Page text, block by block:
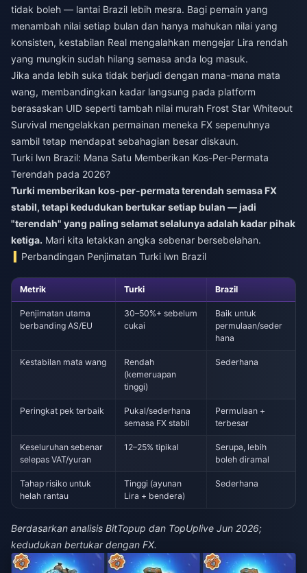
tidak boleh — lantai Brazil lebih mesra. Bagi pemain yang
menambah nilai setiap bulan dan hanya mahukan nilai yang
konsisten, kestabilan Real mengalahkan mengejar Lira rendah
yang mungkin sudah hilang semasa anda log masuk.
Jika anda lebih suka tidak berjudi dengan mana-mana mata
wang, membandingkan kadar langsung pada platform
berasaskan UID seperti tambah nilai murah Frost Star Whiteout
Survival mengelakkan permainan meneka FX sepenuhnya
sambil tetap mendapat sebahagian besar diskaun.
Turki lwn Brazil: Mana Satu Memberikan Kos-Per-Permata
Terendah pada 2026?
Turki memberikan kos-per-permata terendah semasa FX
stabil, tetapi kedudukan bertukar setiap bulan — jadi
"terendah" yang paling selamat selalunya adalah kadar pihak
ketiga. Mari kita letakkan angka sebenar bersebelahan.
Perbandingan Penjimatan Turki lwn Brazil
Metrik Turki Brazil
Penjimatan utama
berbanding AS/EU
30–50%+ sebelum
cukai
Baik untuk
permulaan/seder
hana
Kestabilan mata wang
Rendah
(kemeruapan
tinggi)
Sederhana
Peringkat pek terbaik
Pukal/sederhana
semasa FX stabil
Permulaan +
terbesar
Keseluruhan sebenar
selepas VAT/yuran
12–25% tipikal
Serupa, lebih
boleh diramal
Tahap risiko untuk
helah rantau
Tinggi (ayunan
Lira + bendera)
Sederhana
Berdasarkan analisis BitTopup dan TopUplive Jun 2026;
kedudukan bertukar dengan FX.